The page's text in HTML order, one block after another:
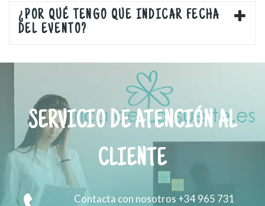
¿POR QUÉ TENGO QUE INDICAR FECHA
DEL EVENTO?
SERVICIO DE ATENCIÓN AL
CLIENTE
Contacta con nosotros +34 965 731